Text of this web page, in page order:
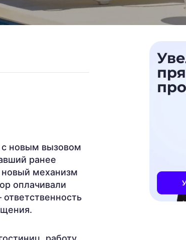
с новым вызовом
ранее
новый механизм
оплачивали